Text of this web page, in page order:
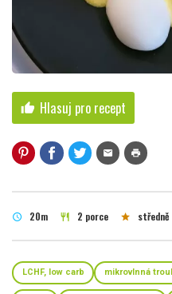
thumb_up Hlasuj pro recept
mail print
schedule 20m restaurant 2 porce star
LCHF, low carb mikrovlnná